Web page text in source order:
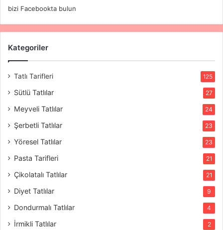
bizi Facebookta bulun
Kategoriler
Tatlı Tarifleri 125
Sütlü Tatlılar 27
Meyveli Tatlılar 24
Şerbetli Tatlılar 23
Yöresel Tatlılar 23
Pasta Tarifleri 21
Çikolatalı Tatlılar 21
Diyet Tatlılar 9
Dondurmalı Tatlılar 4
İrmikli Tatlılar 2